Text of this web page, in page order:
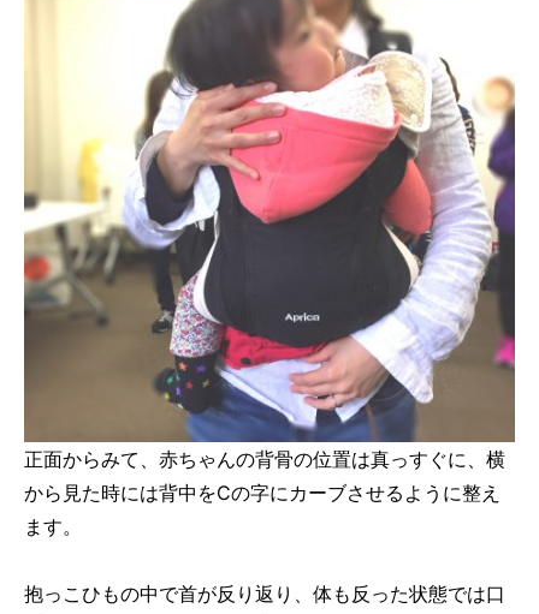
正面からみて、赤ちゃんの背骨の位置は真っすぐに、横
から見た時には背中をCの字にカーブさせるように整え
ます。
抱っこひもの中で首が反り返り、体も反った状態では口